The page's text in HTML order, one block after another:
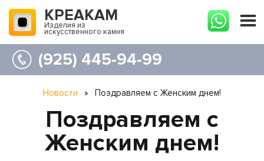
КРЕАКАМ
Изделия из
искусственного камня
(925) 445-94-99
Новости » Поздравляем с Женским днем!
Поздравляем с
Женским днем!